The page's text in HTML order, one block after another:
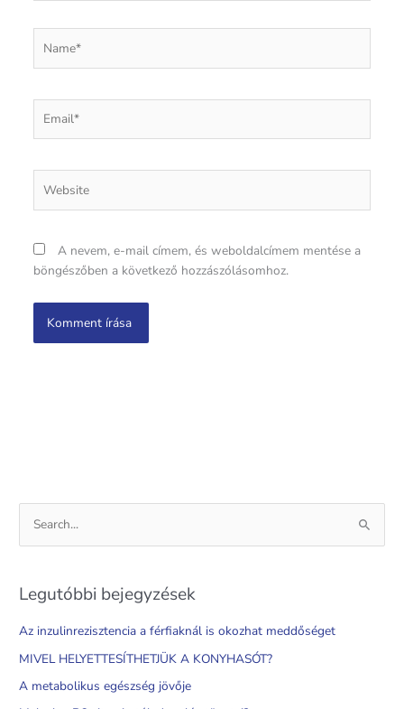
A nevem, e-mail címem, és weboldalcímem mentése a
böngészőben a következő hozzászólásomhoz.
e
r
c
Legutóbbi bejegyzések
Az inzulinrezisztencia a férfiaknál is okozhat meddőséget
MIVEL HELYETTESÍTHETJÜK A KONYHASÓT?
A metabolikus egészség jövője